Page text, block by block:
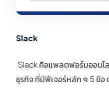
Slack
Slack คือแพลตฟอร์มออนไ
ธุรกิจ ที่มีฟีเจอร์หลัก ๆ 5 ข้อ